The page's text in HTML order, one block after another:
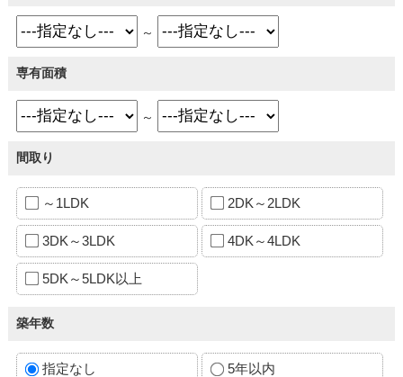
～
専有面積
～
間取り
～1LDK 2DK～2LDK
3DK～3LDK 4DK～4LDK
5DK～5LDK以上
築年数
指定なし 5年以内